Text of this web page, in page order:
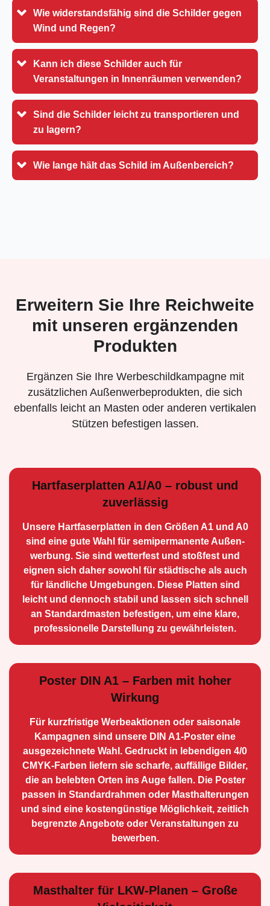
Wie widerstandsfähig sind die Schilder gegen
Wind und Regen?
Kann ich diese Schilder auch für
Veranstaltungen in Innenräumen verwenden?
Sind die Schilder leicht zu transportieren und
zu lagern?
Wie lange hält das Schild im Außenbereich?
Erweitern Sie Ihre Reichweite
mit unseren ergänzenden
Produkten
Ergänzen Sie Ihre Werbeschildkampagne mit
zusätzlichen Außenwerbeprodukten, die sich
ebenfalls leicht an Masten oder anderen vertikalen
Stützen befestigen lassen.
Hartfaserplatten A1/A0 – robust und
zuverlässig
Unsere Hartfaserplatten in den Größen A1 und A0
sind eine gute Wahl für semiperma­nente Außen­
werbung. Sie sind wetterfest und stoßfest und
eignen sich daher sowohl für städtische als auch
für ländliche Umge­bungen. Diese Platten sind
leicht und dennoch stabil und lassen sich schnell
an Standard­masten befestigen, um eine klare,
professionelle Darstellung zu gewährleisten.
Poster DIN A1 – Farben mit hoher
Wirkung
Für kurzfristige Werbe­aktionen oder saisonale
Kampagnen sind unsere DIN A1-Poster eine
ausge­zeichnete Wahl. Gedruckt in lebendigen 4/0
CMYK-Farben liefern sie scharfe, auffällige Bilder,
die an belebten Orten ins Auge fallen. Die Poster
passen in Standardrahmen oder Masthalterungen
und sind eine kostengünstige Möglichkeit, zeitlich
begrenzte Angebote oder Veranstaltungen zu
bewerben.
Masthalter für LKW-Planen – Große